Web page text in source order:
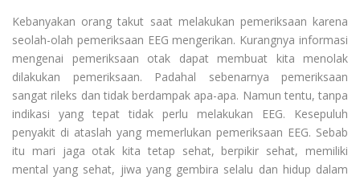
Kebanyakan orang takut saat melakukan pemeriksaan karena
seolah-olah pemeriksaan EEG mengerikan. Kurangnya informasi
mengenai pemeriksaan otak dapat membuat kita menolak
dilakukan pemeriksaan. Padahal sebenarnya pemeriksaan
sangat rileks dan tidak berdampak apa-apa. Namun tentu, tanpa
indikasi yang tepat tidak perlu melakukan EEG. Kesepuluh
penyakit di ataslah yang memerlukan pemeriksaan EEG. Sebab
itu mari jaga otak kita tetap sehat, berpikir sehat, memiliki
mental yang sehat, jiwa yang gembira selalu dan hidup dalam